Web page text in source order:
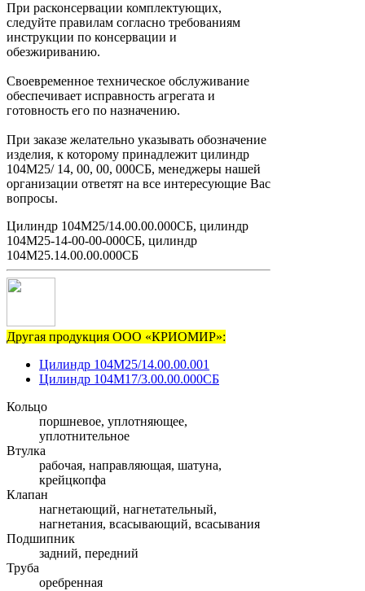
При расконсервации комплектующих,
следуйте правилам согласно требованиям
инструкции по консервации и
обезжириванию.
Своевременное техническое обслуживание
обеспечивает исправность агрегата и
готовность его по назначению.
При заказе желательно указывать обозначение
изделия, к которому принадлежит цилиндр
104М25/ 14, 00, 00, 000СБ, менеджеры нашей
организации ответят на все интересующие Вас
вопросы.
Цилиндр 104М25/14.00.00.000СБ, цилиндр
104М25-14-00-00-000СБ, цилиндр
104М25.14.00.00.000СБ
Другая продукция ООО «КРИОМИР»:
Цилиндр 104М25/14.00.00.001
Цилиндр 104М17/3.00.00.000СБ
Кольцо
поршневое, уплотняющее,
уплотнительное
Втулка
рабочая, направляющая, шатуна,
крейцкопфа
Клапан
нагнетающий, нагнетательный,
нагнетания, всасывающий, всасывания
Подшипник
задний, передний
Труба
оребренная